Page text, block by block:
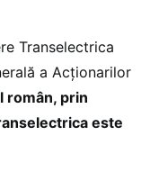
Transelectrica
a Acționarilor
român, prin
este